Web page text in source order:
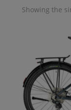
Showing the